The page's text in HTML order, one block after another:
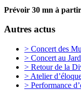
Prévoir 30 mn à
Autres actus
> Concert des
> Concert au
> Retour de la
> Atelier
> Performance